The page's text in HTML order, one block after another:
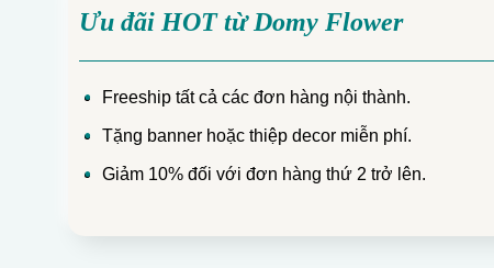
Ưu đãi HOT từ Domy Flower
Freeship tất cả các đơn hàng nội thành.
Tặng banner hoặc thiệp decor miễn phí.
Giảm 10% đối với đơn hàng thứ 2 trở lên.